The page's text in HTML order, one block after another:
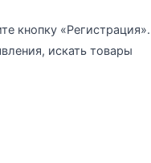
кнопку «Регистрация».
искать товары